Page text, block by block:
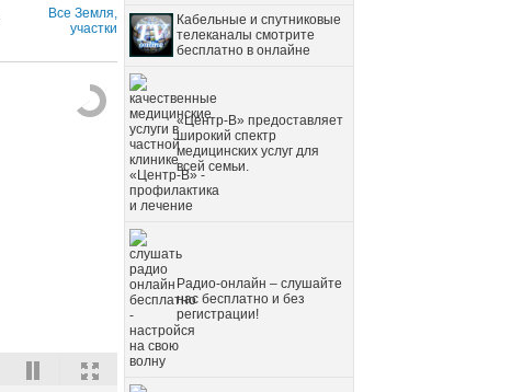
Все Земля,
участки
Кабельные и спутниковые
телеканалы смотрите
бесплатно в онлайне
«Центр-В» предоставляет
широкий спектр
медицинских услуг для
всей семьи.
Радио-онлайн – слушайте
нас бесплатно и без
регистрации!